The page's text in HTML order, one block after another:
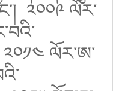
༢༠༠༩ ལོར་
༢༠༡༤ ལོར་ཨ་